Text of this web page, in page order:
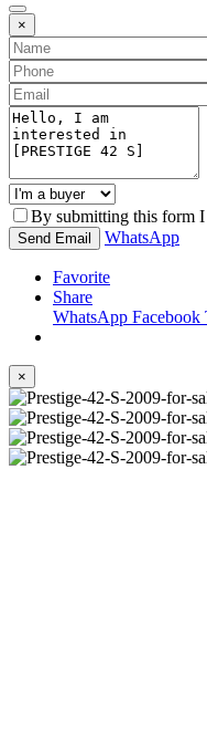
×
By submitting this form I
Send Email WhatsApp
Favorite
Share
WhatsApp Facebook
×